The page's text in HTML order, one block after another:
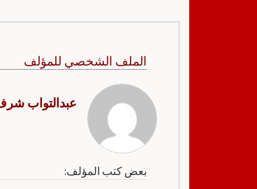
الملف الشخصي للمؤلف
عبدالتواب
بعض كتب المؤلف: